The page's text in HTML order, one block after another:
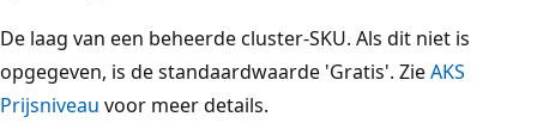
De laag van een beheerde cluster-SKU. Als dit niet is
opgegeven, is de standaardwaarde 'Gratis'. ZieAKS
Prijsniveau voor meer details.